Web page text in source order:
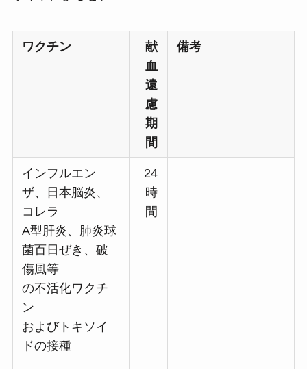
ワクチン
献
血
遠
慮
期
間
備考
インフルエン
ザ、日本脳炎、
コレラ
A型肝炎、肺炎球
菌百日ぜき、破
傷風等
の不活化ワクチ
ン
およびトキソイ
ドの接種
24
時
間